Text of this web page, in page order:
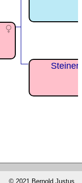
© 2021 Bernold Justus